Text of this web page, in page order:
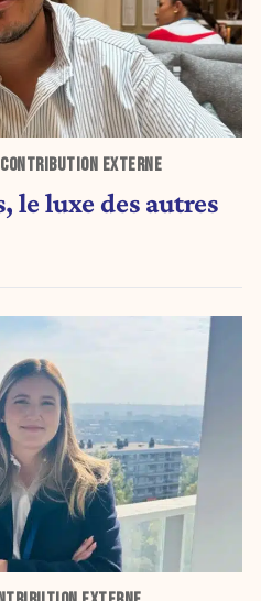
EXTERNE
le luxe des autres